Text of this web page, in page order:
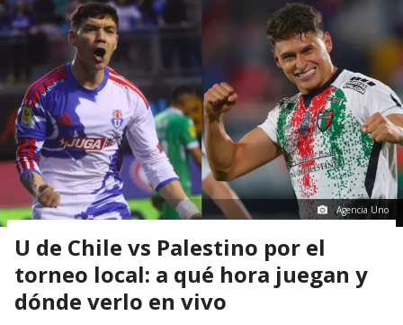
Agencia Uno
U de Chile vs Palestino por el
torneo local: a qué hora juegan y
dónde verlo en vivo